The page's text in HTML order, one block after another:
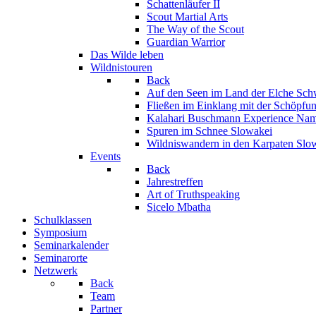
Schattenläufer II
Scout Martial Arts
The Way of the Scout
Guardian Warrior
Das Wilde leben
Wildnistouren
Back
Auf den Seen im Land der Elche
Fließen im Einklang mit der
Kalahari Buschmann Experience
Spuren im Schnee Slowakei
Wildniswandern in den Karpaten
Events
Back
Jahrestreffen
Art of Truthspeaking
Sicelo Mbatha
Schulklassen
Symposium
Seminarkalender
Seminarorte
Netzwerk
Back
Team
Partner